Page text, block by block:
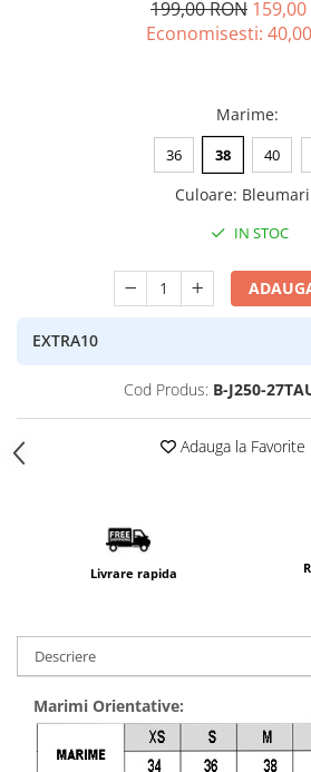
199,00 RON 159,00
Economisesti: 40,00
Marime:
36 38 40
Culoare:
IN STOC
EXTRA10
Cod Produs: B-J250-
Adauga la Favorite
Livrare rapida
Descriere
Marimi Orientative: